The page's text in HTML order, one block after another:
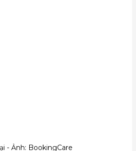
- Ảnh: BookingCare